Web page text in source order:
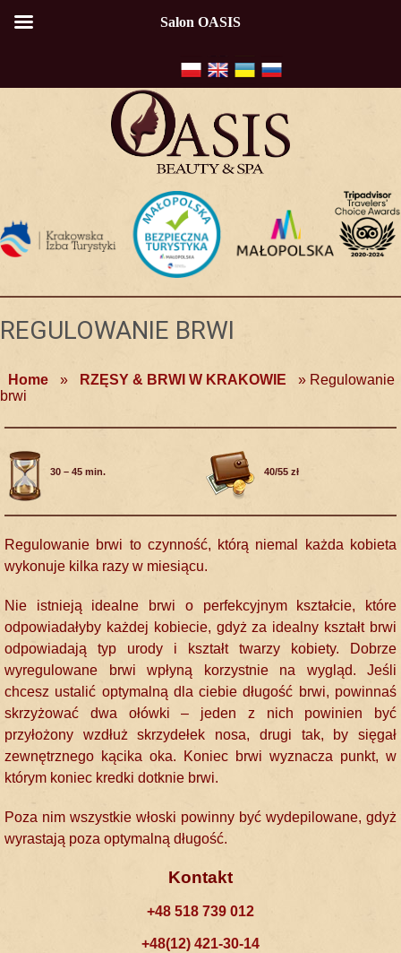
REGULOWANIE BRWI
Home » RZĘSY & BRWI W KRAKOWIE » Regulowanie
brwi
30 – 45 min. 40/55 zł
Regulowanie brwi to czynność, którą niemal każda kobieta
wykonuje kilka razy w miesiącu.
Nie istnieją idealne brwi o perfekcyjnym kształcie, które
odpowiadałyby każdej kobiecie, gdyż za idealny kształt brwi
odpowiadają typ urody i kształt twarzy kobiety. Dobrze
wyregulowane brwi wpłyną korzystnie na wygląd. Jeśli
chcesz ustalić optymalną dla ciebie długość brwi, powinnaś
skrzyżować dwa ołówki – jeden z nich powinien być
przyłożony wzdłuż skrzydełek nosa, drugi tak, by sięgał
zewnętrznego kącika oka. Koniec brwi wyznacza punkt, w
którym koniec kredki dotknie brwi.
Poza nim wszystkie włoski powinny być wydepilowane, gdyż
wyrastają poza optymalną długość.
Kontakt
+48 518 739 012
+48(12) 421-30-14
Salon OASIS